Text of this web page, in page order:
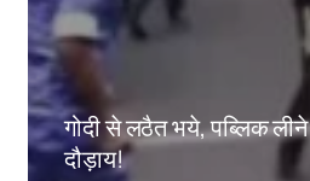
गोदी से लठैत भये, पब्लिक लीने
दौड़ाय!